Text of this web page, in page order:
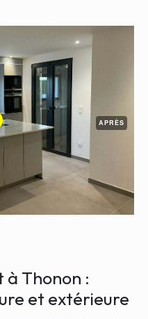
APRÈS
Thonon :
et extérieure